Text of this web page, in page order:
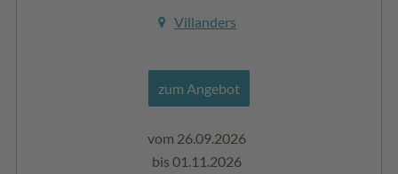
Villanders
zum Angebot
vom 26.09.2026
bis 01.11.2026